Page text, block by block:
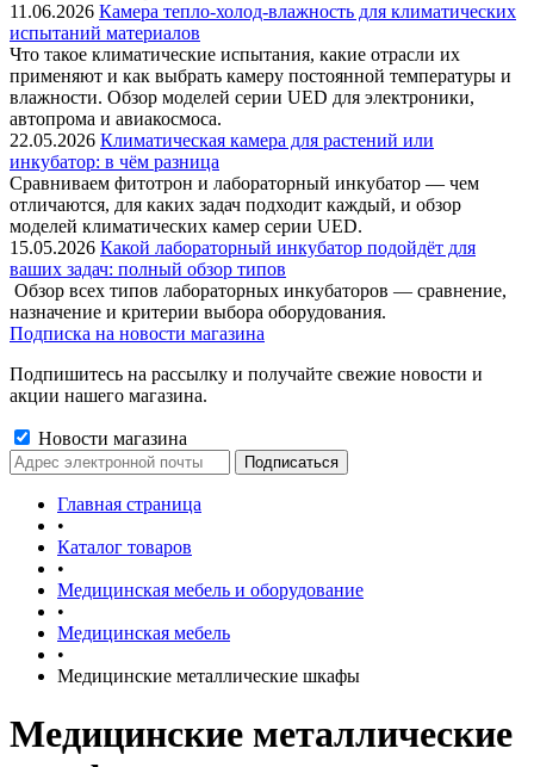
11.06.2026 Камера тепло-холод-влажность для климатических
испытаний материалов
Что такое климатические испытания, какие отрасли их
применяют и как выбрать камеру постоянной температуры и
влажности. Обзор моделей серии UED для электроники,
автопрома и авиакосмоса.
22.05.2026 Климатическая камера для растений или
инкубатор: в чём разница
Сравниваем фитотрон и лабораторный инкубатор — чем
отличаются, для каких задач подходит каждый, и обзор
моделей климатических камер серии UED.
15.05.2026 Какой лабораторный инкубатор подойдёт для
ваших задач: полный обзор типов
Обзор всех типов лабораторных инкубаторов — сравнение,
назначение и критерии выбора оборудования.
Подписка на новости магазина
Подпишитесь на рассылку и получайте свежие новости и
акции нашего магазина.
Новости магазина
Главная страница
•
Каталог товаров
•
Медицинская мебель и оборудование
•
Медицинская мебель
•
Медицинские металлические шкафы
Медицинские металлические